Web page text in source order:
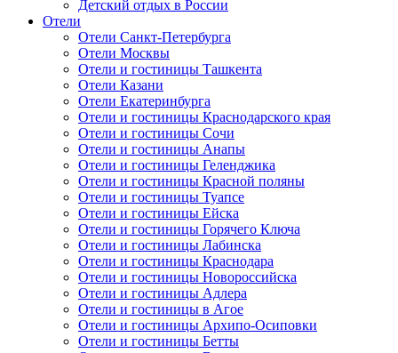
Детский отдых в России
Отели
Отели Санкт-Петербурга
Отели Москвы
Отели и гостиницы Ташкента
Отели Казани
Отели Екатеринбурга
Отели и гостиницы Краснодарского края
Отели и гостиницы Сочи
Отели и гостиницы Анапы
Отели и гостиницы Геленджика
Отели и гостиницы Красной поляны
Отели и гостиницы Туапсе
Отели и гостиницы Ейска
Отели и гостиницы Горячего Ключа
Отели и гостиницы Лабинска
Отели и гостиницы Краснодара
Отели и гостиницы Новороссийска
Отели и гостиницы Адлера
Отели и гостиницы в Агое
Отели и гостиницы Архипо-Осиповки
Отели и гостиницы Бетты